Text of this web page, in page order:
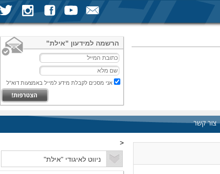
הרשמה למידעון "אילת"
אני מסכים לקבלת מידע למייל באמצעות דוא"ל
צור קשר
<